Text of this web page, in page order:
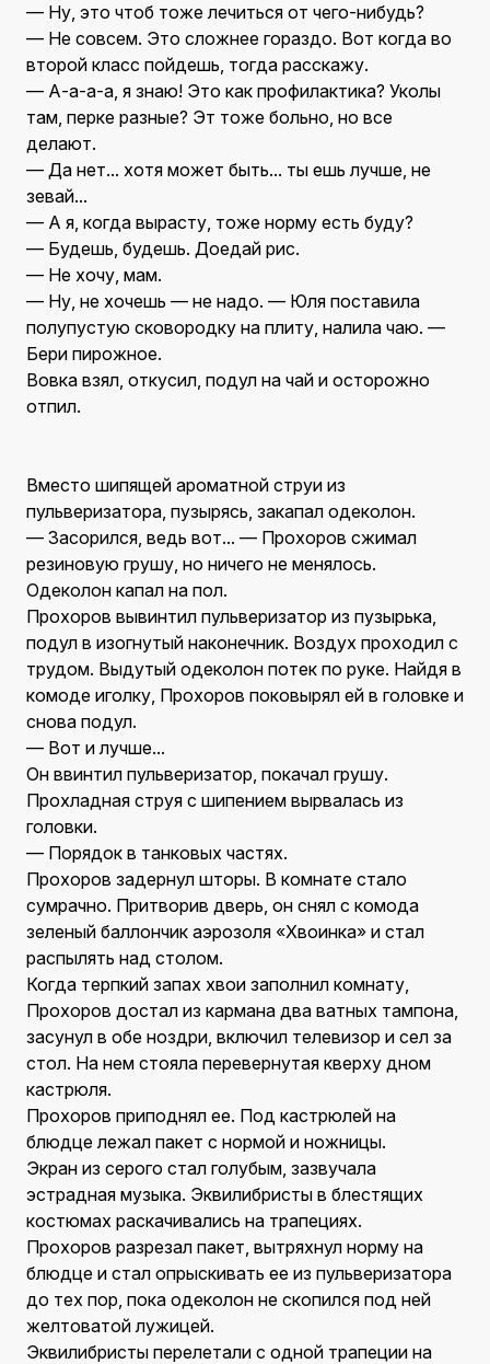
— Ну, это чтоб тоже лечиться от чего-нибудь?
— Не совсем. Это сложнее гораздо. Вот когда во
второй класс пойдешь, тогда расскажу.
— А-а-а-а, я знаю! Это как профилактика? Уколы
там, перке разные? Эт тоже больно, но все
делают.
— Да нет... хотя может быть... ты ешь лучше, не
зевай...
— А я, когда вырасту, тоже норму есть буду?
— Будешь, будешь. Доедай рис.
— Не хочу, мам.
— Ну, не хочешь — не надо. — Юля поставила
полупустую сковородку на плиту, налила чаю. —
Бери пирожное.
Вовка взял, откусил, подул на чай и осторожно
отпил.
Вместо шипящей ароматной струи из
пульверизатора, пузырясь, закапал одеколон.
— Засорился, ведь вот... — Прохоров сжимал
резиновую грушу, но ничего не менялось.
Одеколон капал на пол.
Прохоров вывинтил пульверизатор из пузырька,
подул в изогнутый наконечник. Воздух проходил с
трудом. Выдутый одеколон потек по руке. Найдя в
комоде иголку, Прохоров поковырял ей в головке и
снова подул.
— Вот и лучше...
Он ввинтил пульверизатор, покачал грушу.
Прохладная струя с шипением вырвалась из
головки.
— Порядок в танковых частях.
Прохоров задернул шторы. В комнате стало
сумрачно. Притворив дверь, он снял с комода
зеленый баллончик аэрозоля «Хвоинка» и стал
распылять над столом.
Когда терпкий запах хвои заполнил комнату,
Прохоров достал из кармана два ватных тампона,
засунул в обе ноздри, включил телевизор и сел за
стол. На нем стояла перевернутая кверху дном
кастрюля.
Прохоров приподнял ее. Под кастрюлей на
блюдце лежал пакет с нормой и ножницы.
Экран из серого стал голубым, зазвучала
эстрадная музыка. Эквилибристы в блестящих
костюмах раскачивались на трапециях.
Прохоров разрезал пакет, вытряхнул норму на
блюдце и стал опрыскивать ее из пульверизатора
до тех пор, пока одеколон не скопился под ней
желтоватой лужицей.
Эквилибристы перелетали с одной трапеции на